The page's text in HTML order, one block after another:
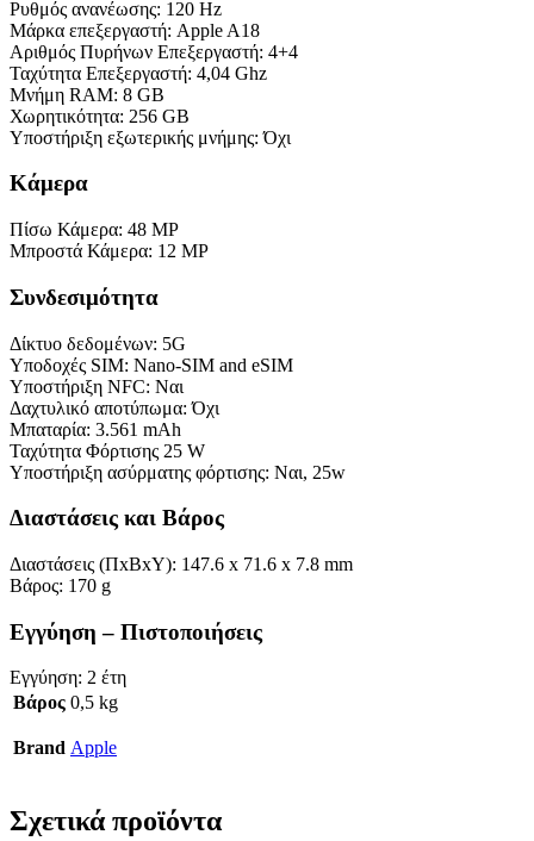
Ρυθμός ανανέωσης: 120 Hz
Μάρκα επεξεργαστή: Apple A18
Αριθμός Πυρήνων Eπεξεργαστή: 4+4
Ταχύτητα Επεξεργαστή: 4,04 Ghz
Μνήμη RAM: 8 GB
Χωρητικότητα: 256 GB
Υποστήριξη εξωτερικής μνήμης:Όχι
Κάμερα
Πίσω Κάμερα: 48 MP
Μπροστά Κάμερα: 12 MP
Συνδεσιμότητα
Δίκτυο δεδομένων: 5G
Υποδοχές SIM: Nano-SIM and eSIM
Υποστήριξη NFC: Ναι
Δαχτυλικό αποτύπωμα:Όχι
Μπαταρία: 3.561 mAh
Ταχύτητα Φόρτισης 25 W
Υποστήριξη ασύρματης φόρτισης: Ναι, 25w
Διαστάσεις και Βάρος
Διαστάσεις (ΠxΒxΥ): 147.6 x 71.6 x 7.8 mm
Βάρος: 170 g
Εγγύηση – Πιστοποιήσεις
Εγγύηση: 2 έτη
Βάρος 0,5 kg
Brand Apple
Σχετικά προϊόντα